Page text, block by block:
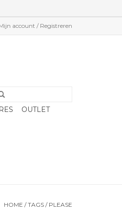
account / Registreren
OUTLET
HOME /TAGS / PLEASE